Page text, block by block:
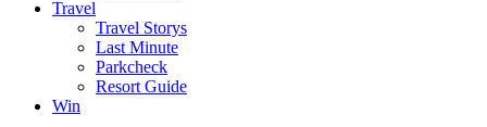
Travel
Travel Storys
Last Minute
Parkcheck
Resort Guide
Win